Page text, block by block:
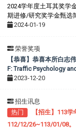
2024学年度土耳其奖学
期进修/研究奖学金甄选
2024-01-19
荣誉奖项
【恭喜】 恭喜本所白志
F: Traffic Psychology
2023-12-20
招生讯息
热门
【招生】113
112/12/26~113/01/08。